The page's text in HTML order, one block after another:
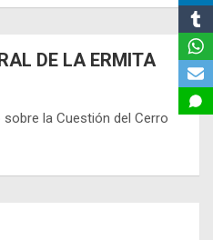
DE LA ERMITA
la Cuestión del Cerro